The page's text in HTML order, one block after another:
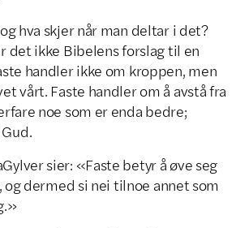
hva skjer når man deltar i det?
det ikke Bibelens forslag til en
handler ikke om kroppen, men
vårt. Faste handler om å avstå fra
noe som er enda bedre;
sier: «Faste betyr å øve seg
og dermed si nei tilnoe annet som